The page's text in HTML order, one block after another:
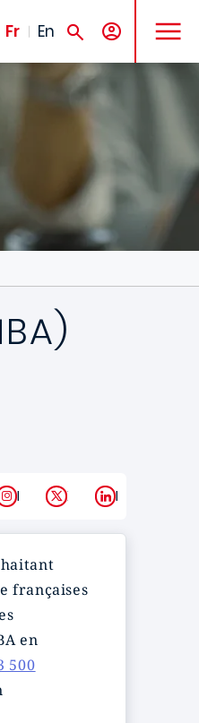
Fr En
MENU
Instagram
X LinkedIn
françaises
en
500